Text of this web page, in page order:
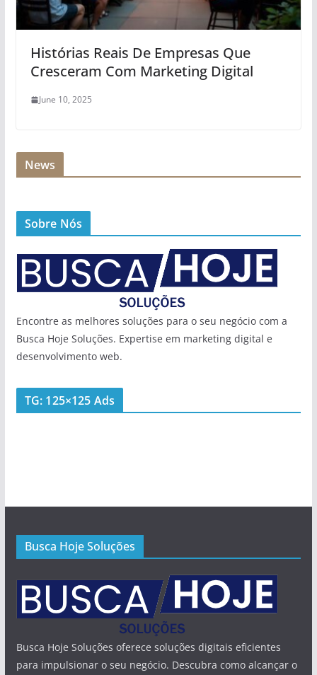
Histórias Reais De Empresas Que
Cresceram Com Marketing Digital
June 10, 2025
News
Sobre Nós
Encontre as melhores soluções para o seu negócio com a
Busca Hoje Soluções. Expertise em marketing digital e
desenvolvimento web.
TG: 125×125 Ads
Busca Hoje Soluções
Busca Hoje Soluções oferece soluções digitais eficientes
para impulsionar o seu negócio. Descubra como alcançar o